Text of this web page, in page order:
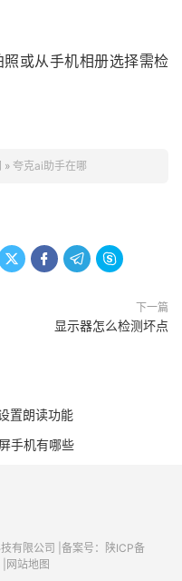
照或从手机相册选择需检
» 夸克ai助手在哪
   
下一篇
显示器怎么检测坏点
置朗读功能
手机有哪些
有限公司 | 备案号：陕ICP备
网站地图